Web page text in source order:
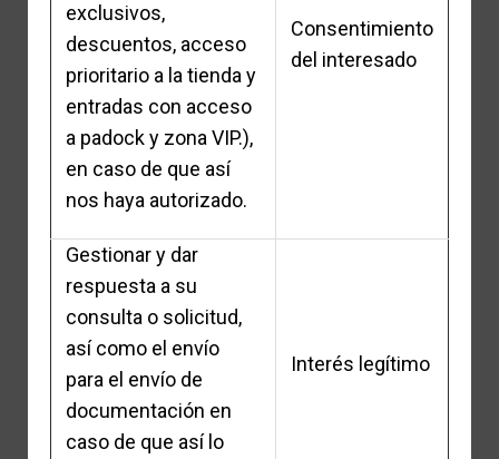
exclusivos,
descuentos, acceso
prioritario a la tienda y
entradas con acceso
a padock y zona VIP.),
en caso de que así
nos haya autorizado.
Consentimiento
del interesado
Gestionar y dar
respuesta a su
consulta o solicitud,
así como el envío
para el envío de
documentación en
caso de que así lo
Interés legítimo